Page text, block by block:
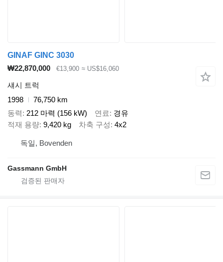
GINAF GINC 3030
₩22,870,000
€13,900 ≈ US$16,060
섀시 트럭
1998
76,750 km
동력
212 마력 (156 kW) 연료
경유
적재 용량 9,420 kg 차축 구성 4x2
독일, Bovenden
Gassmann GmbH